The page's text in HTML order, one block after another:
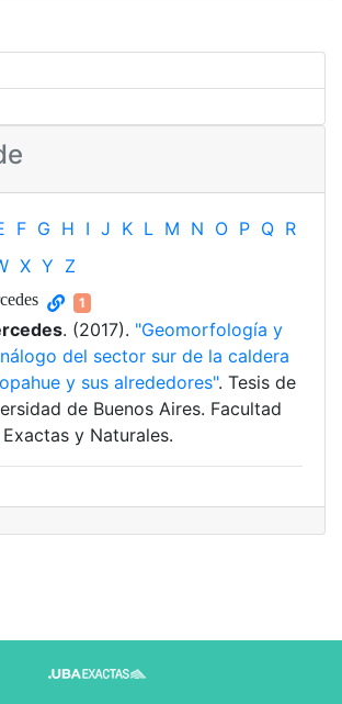
F G H I J K L M N O P Q R
X Y Z
1
. (2017). "Geomorfología y
del sector sur de la caldera
y sus alrededores". Tesis de
de Buenos Aires. Facultad
y Naturales.